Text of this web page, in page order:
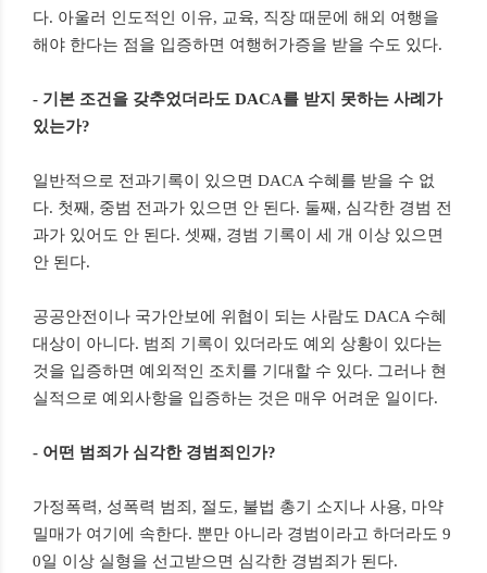
다. 아울러 인도적인 이유, 교육, 직장 때문에 해외 여행을
해야 한다는 점을 입증하면 여행허가증을 받을 수도 있다.
- 기본 조건을 갖추었더라도 DACA를 받지 못하는 사례가
있는가?
일반적으로 전과기록이 있으면 DACA 수혜를 받을 수 없
다. 첫째, 중범 전과가 있으면 안 된다. 둘째, 심각한 경범 전
과가 있어도 안 된다. 셋째, 경범 기록이 세 개 이상 있으면
안 된다.
공공안전이나 국가안보에 위협이 되는 사람도 DACA 수혜
대상이 아니다. 범죄 기록이 있더라도 예외 상황이 있다는
것을 입증하면 예외적인 조치를 기대할 수 있다. 그러나 현
실적으로 예외사항을 입증하는 것은 매우 어려운 일이다.
- 어떤 범죄가 심각한 경범죄인가?
가정폭력, 성폭력 범죄, 절도, 불법 총기 소지나 사용, 마약
밀매가 여기에 속한다. 뿐만 아니라 경범이라고 하더라도 9
0일 이상 실형을 선고받으면 심각한 경범죄가 된다.